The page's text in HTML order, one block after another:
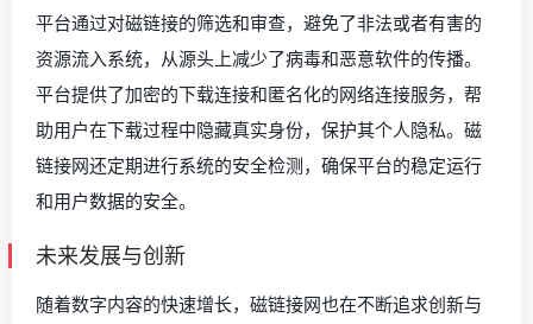
平台通过对磁链接的筛选和审查，避免了非法或者有害的
资源流入系统，从源头上减少了病毒和恶意软件的传播。
平台提供了加密的下载连接和匿名化的网络连接服务，帮
助用户在下载过程中隐藏真实身份，保护其个人隐私。磁
链接网还定期进行系统的安全检测，确保平台的稳定运行
和用户数据的安全。
未来发展与创新
随着数字内容的快速增长，磁链接网也在不断追求创新与